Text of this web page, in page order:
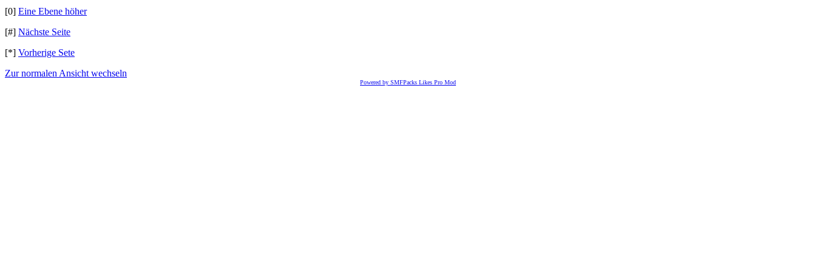
[0] Eine Ebene höher
[#] Nächste Seite
[*] Vorherige Sete
Zur normalen Ansicht wechseln
Powered by SMFPacks Likes Pro Mod